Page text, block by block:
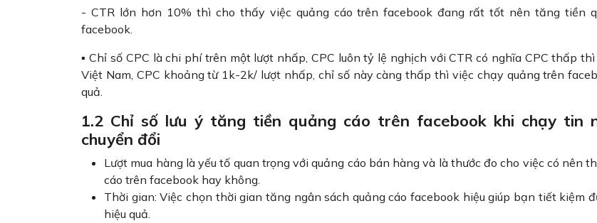
- CTR lớn hơn 10% thì cho thấy việc quảng cáo trên facebook đang rất tốt nên tăng tiền
facebook.
▪ Chỉ số CPC là chi phí trên một lượt nhấp, CPC luôn tỷ lệ nghịch với CTR có nghĩa CPC thấp thì
Việt Nam, CPC khoảng từ 1k-2k/ lượt nhấp, chỉ số này càng thấp thì việc chạy quảng trên
quả.
1.2 Chỉ số lưu ý tăng tiền quảng cáo trên facebook khi chạy tin
chuyển đổi
Lượt mua hàng là yếu tố quan trọng với quảng cáo bán hàng và là thước đo cho việc có nên
cáo trên facebook hay không.
Thời gian: Việc chọn thời gian tăng ngân sách quảng cáo facebook hiệu giúp bạn tiết kiệm
hiệu quả.